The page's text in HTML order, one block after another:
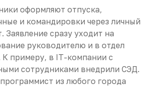
оформляют отпуска,
и командировки через личный
Заявление сразу уходит на
руководителю и в отдел
К примеру, в IT-компании с
сотрудниками внедрили СЭД.
из любого города